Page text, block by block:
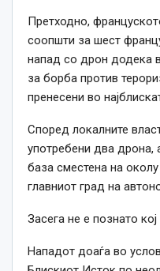
Претходно,
соопшти за шест
напад со дрон додека
за борба против
пренесени во
Според локалните
употребени два дрона,
база сместена на
главниот град на
Засега не е познато
Нападот доаѓа во